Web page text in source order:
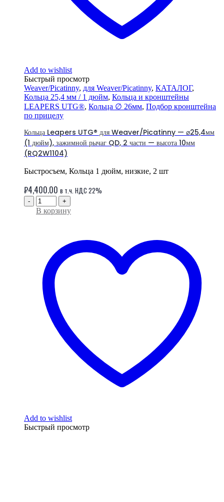
Add to wishlist
Быстрый просмотр
Weaver/Picatinny, для Weaver/Picatinny, КАТАЛОГ,
Кольца 25,4 мм / 1 дюйм, Кольца и кронштейны
LEAPERS UTG®, Кольца ∅ 26мм, Подбор кронштейна
по прицелу
Кольца Leapers UTG® для Weaver/Picatinny — ⌀25,4мм
(1 дюйм), зажимной рычаг QD, 2 части — высота 10мм
(RQ2W1104)
Быстросъем, Кольца 1 дюйм, низкие, 2 шт
₽4,400.00 в т.ч. НДС 22%
- +
В корзину
Add to wishlist
Быстрый просмотр